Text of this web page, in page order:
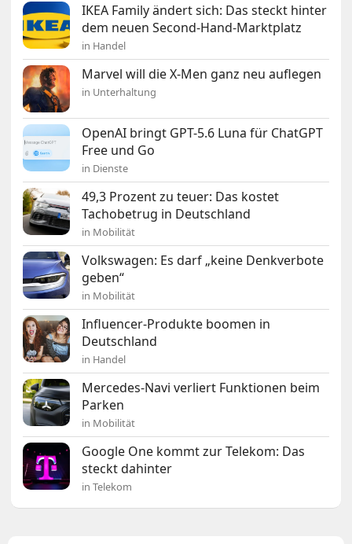
IKEA Family ändert sich: Das steckt hinter
dem neuen Second-Hand-Marktplatz
in Handel
Marvel will die X-Men ganz neu auflegen
in Unterhaltung
OpenAI bringt GPT-5.6 Luna für ChatGPT
Free und Go
in Dienste
49,3 Prozent zu teuer: Das kostet
Tachobetrug in Deutschland
in Mobilität
Volkswagen: Es darf „keine Denkverbote
geben“
in Mobilität
Influencer-Produkte boomen in
Deutschland
in Handel
Mercedes-Navi verliert Funktionen beim
Parken
in Mobilität
Google One kommt zur Telekom: Das
steckt dahinter
in Telekom